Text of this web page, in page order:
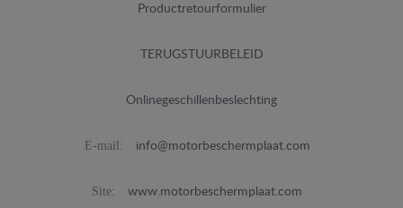
Productretourformulier
TERUGSTUURBELEID
Onlinegeschillenbeslechting
E-mail: info@motorbeschermplaat.com
Site: www.motorbeschermplaat.com